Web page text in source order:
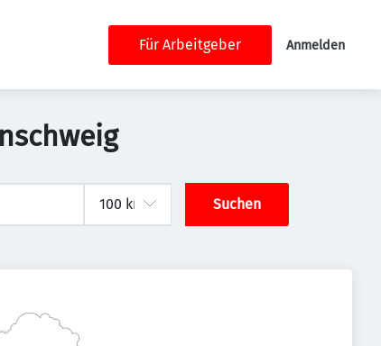
Für Arbeitgeber Anmelden
Suchen